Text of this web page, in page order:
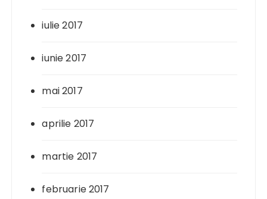
iulie 2017
iunie 2017
mai 2017
aprilie 2017
martie 2017
februarie 2017